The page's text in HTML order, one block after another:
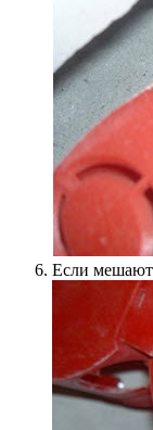
Если мешают